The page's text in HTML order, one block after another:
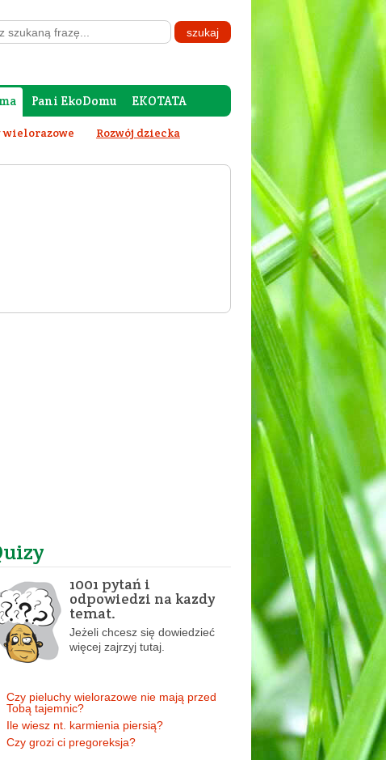
Pani EkoDomu EKOTATA
Rozwój dziecka
1001 pytań i
odpowiedzi na kazdy
temat.
Jeżeli chcesz się dowiedzieć
więcej zajrzyj tutaj.
Czy pieluchy wielorazowe nie mają przed
Tobą tajemnic?
Ile wiesz nt. karmienia piersią?
Czy grozi ci pregoreksja?